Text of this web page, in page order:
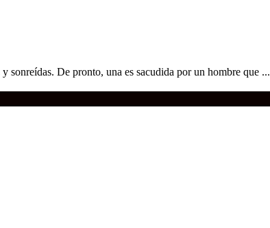
sonreídas. De pronto, una es sacudida por un hombre que ...